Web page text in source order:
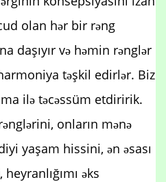
olan hər bir rəng
daşıyır və həmin rənglər
təşkil edirlər. Biz
ilə təcəssüm etdiririk.
onların mənə
yaşam hissini, ən əsası
əks